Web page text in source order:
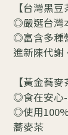
【台灣黑
◎嚴選台灣
◎富含多種
進新陳代謝
【黃金蕎
◎食在安心-
◎使用
蕎麥茶